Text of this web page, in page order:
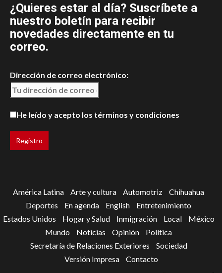
¿Quieres estar al día? Suscríbete a
nuestro boletín para recibir
novedades directamente en tu
correo.
Dirección de correo electrónico:
He leído y acepto los términos y condiciones
América Latina Arte y cultura Automotriz
Chihuahua
Deportes
En agenda English
Entretenimiento
Estados Unidos
Hogar y Salud Inmigración Local
México
Mundo
Noticias Opinión
Política
Secretaría de Relaciones Exteriores
Sociedad
Versión Impresa
Contacto